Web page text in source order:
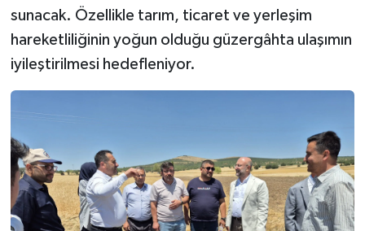
sunacak. Özellikle tarım, ticaret ve yerleşim
hareketliliğinin yoğun olduğu güzergâhta ulaşımın
iyileştirilmesi hedefleniyor.